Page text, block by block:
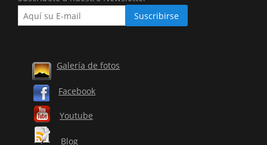
Galería de fotos
Facebook
Youtube
Blog